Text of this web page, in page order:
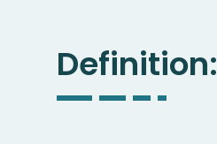
Definition: